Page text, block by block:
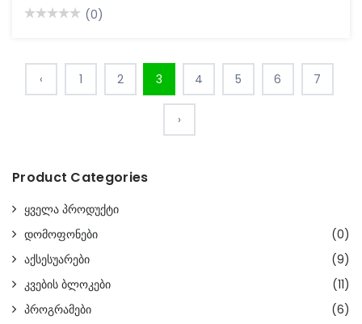
(0)
‹ 1 2 3 4 5 6 7
›
Product Categories
ყველა პროდუქტი
დომოფონები
(0)
აქსესუარები
(9)
კვების ბლოკები
(11)
პროგრამები
(6)